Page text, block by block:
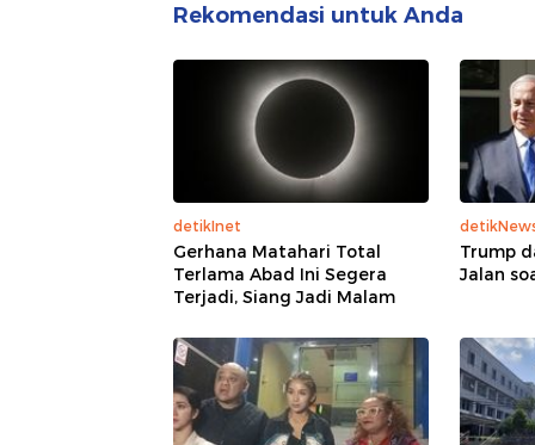
Rekomendasi untuk Anda
detikInet
Gerhana Matahari Total
Terlama Abad Ini Segera
Terjadi, Siang Jadi Malam
Trump
Jalan